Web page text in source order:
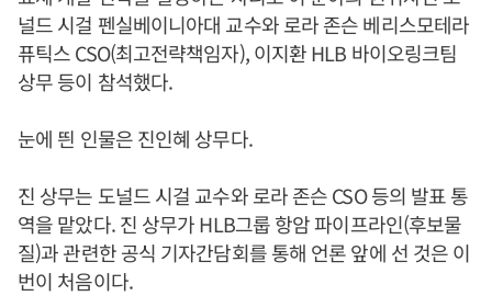
널드 시걸 펜실베이니아대 교수와 로라 존슨 베리스모테라
퓨틱스 CSO(최고전략책임자), 이지환 HLB 바이오링크팀
상무 등이 참석했다.
눈에 띈 인물은 진인혜 상무다.
진 상무는 도널드 시걸 교수와 로라 존슨 CSO 등의 발표 통
역을 맡았다. 진 상무가 HLB그룹 항암 파이프라인(후보물
질)과 관련한 공식 기자간담회를 통해 언론 앞에 선 것은 이
번이 처음이다.